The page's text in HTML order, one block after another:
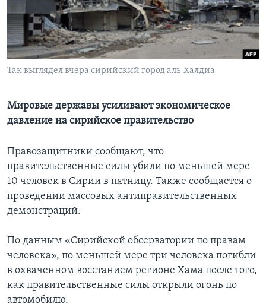
Learning English
СОЦИАЛЬНЫЕ СЕТИ
Языки
Так выглядел вчера сирийский город аль-Халдиа
Мировые державы усиливают экономическое
давление на сирийское правительство
Правозащитники сообщают, что
правительственные силы убили по меньшей мере
10 человек в Сирии в пятницу. Также сообщается о
проведении массовых антиправительственных
демонстраций.
По данным «Сирийской обсерватории по правам
человека», по меньшей мере три человека погибли
в охваченном восстанием регионе Хама после того,
как правительственные силы открыли огонь по
автомобилю.